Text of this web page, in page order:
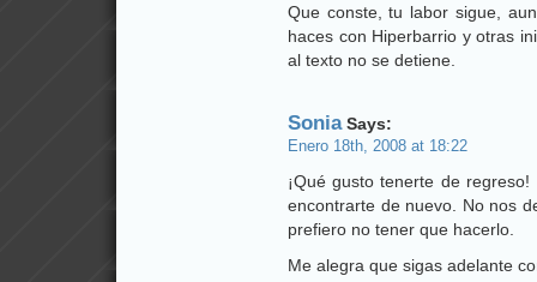
Que conste, tu labor sigue,
haces con Hiperbarrio y otras
al texto no se detiene.
SoniaSays:
Enero 18th, 2008 at 18:22
¡Qué gusto tenerte de
encontrarte de nuevo. No nos
prefiero no tener que hacerlo.
Me alegra que sigas adelante